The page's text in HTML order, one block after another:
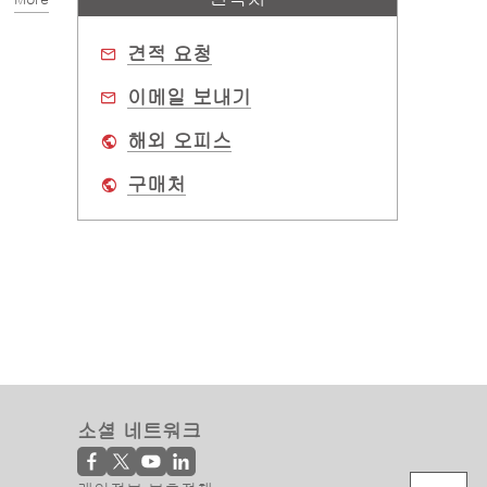
견적 요청
이메일 보내기
해외 오피스
구매처
소셜 네트워크